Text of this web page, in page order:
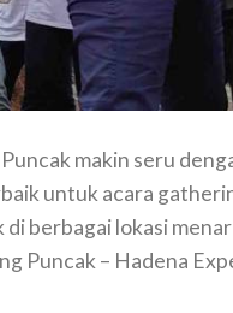
makin seru
untuk acara
berbagai lokasi
Puncak – Hadena